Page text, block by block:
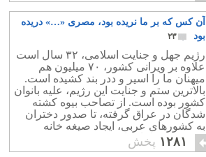
آن کس که بر ما نریده بود، مصری «…» دریده
بود
۲۳
رژیم جهل و جنایت اسلامی، ۳۲ سال است
علاوه بر ویرانی کشور، ۷۰ میلیون هم
میهنان ما را اسیر و ددر بند کشیده است.
بالاترین ستم و جنایت این رژیم، علیه بانوان
کشور بوده است. از تصاحب بیوه کشته
شدگان در عراق گرفته، تا صدور دختران
به کشورهای عربی، ایجاد صیغه خانه
حضرت رضا،تا تجاوز یک مصری به زنی در
تهران.
۱۲۸۱ پخش